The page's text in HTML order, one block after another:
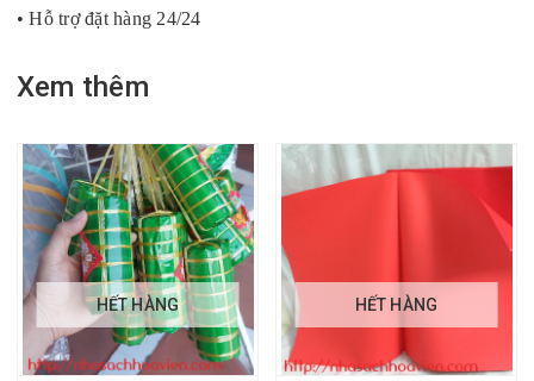
• Hỗ trợ đặt hàng 24/24
Xem thêm
HẾT HÀNG HẾT HÀNG